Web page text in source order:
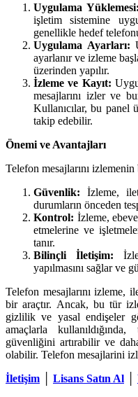
Uygulama Yüklemesi:
işletim sistemine
genellikle hedef
Uygulama Ayarları:
ayarlanır ve izleme
üzerinden yapılır.
İzleme ve Kayıt:
mesajlarını izler ve
Kullanıcılar, bu panel
takip edebilir.
Önemi ve Avantajları
Telefon mesajlarını
Güvenlik: İzleme,
durumların önceden
Kontrol: İzleme,
etmelerine ve
tanır.
Bilinçli İletişim:
yapılmasını sağlar ve
Telefon mesajlarını
bir araçtır. Ancak, bu tür
gizlilik ve yasal endişeler
amaçlarla
güvenliğini artırabilir ve
olabilir. Telefon mesajlarini
İletişim
Lisans Satın Al